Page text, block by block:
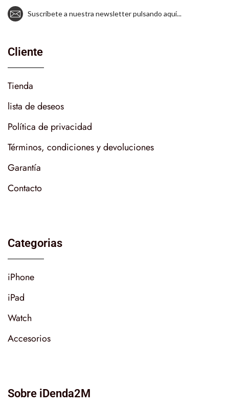
Suscríbete a nuestra newsletter pulsando aquí...
Cliente
Tienda
lista de deseos
Política de privacidad
Términos, condiciones y devoluciones
Garantía
Contacto
Categorias
iPhone
iPad
Watch
Accesorios
Sobre iDenda2M